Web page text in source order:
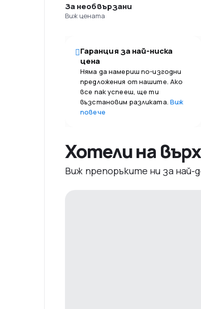
За необвързани
Виж цената
Гаранция за най-ниска
цена
Няма да намериш по-изгодни
предложения от нашите. Ако
все пак успееш, ще ти
възстановим разликата. Виж
повече
Хотели на
Виж препоръките ни за